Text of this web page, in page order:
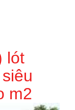
lót
m2